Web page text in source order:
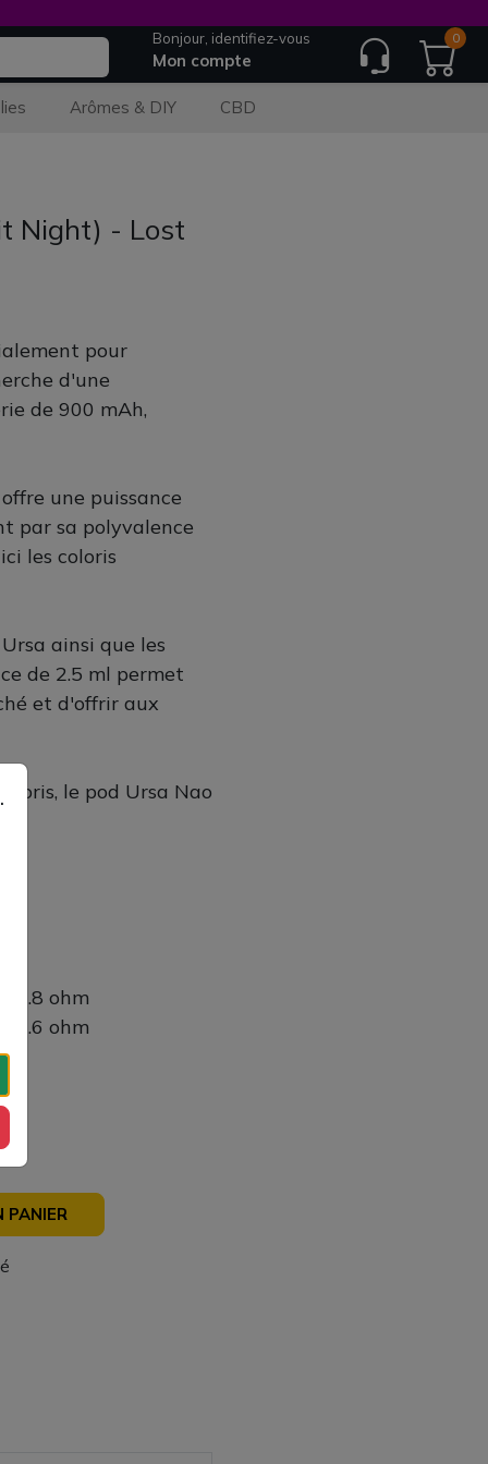
Bonjour, identifiez-vous
Mon compte
0
Arômes & DIY CBD
Night) - Lost
pour
d'une
de 900 mAh,
une puissance
par sa polyvalence
les coloris
ainsi que les
de 2.5 ml permet
et d'offrir aux
le pod Ursa Nao
0.8 ohm
0.6 ohm
PANIER